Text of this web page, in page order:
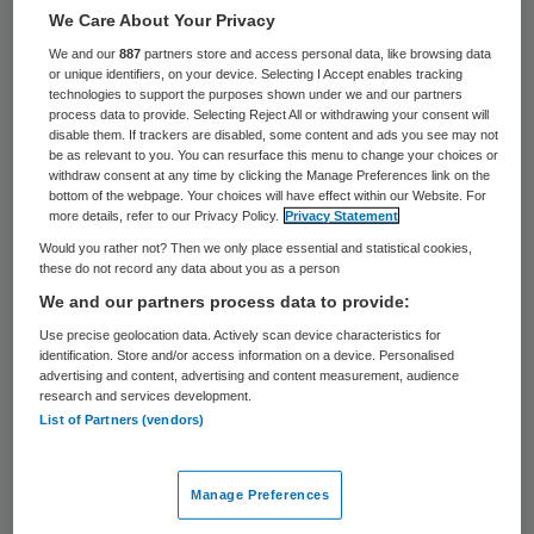
Gerenommeerde Braziliaanse onderzoekers
hopen dat ze met de ervaringen met de
bestrijding van ebola en dengue
(knokkelkoorts) binnen een jaar een vaccin
kunnen uittesten dat mogelijk tegen het
zikavirus beschermt. Dit zei professor
Jorge Kalil van het
staatsonderzoeksinstituut Butantan.
Het zikavirus is gevreesd omdat het
waarschijnlijk ernstige hersenschade
zwangere patiënten. Daar zijn al meer dan
4000 slachtoffertjes van geteld in Brazilië.
We Care About Your Privacy
We and our887 partners store and access personal data, like browsing data
or unique identifiers, on your device. Selecting I Accept enables tracking
technologies to support the purposes shown under we and our partners
process data to provide. Selecting Reject All or withdrawing your consent will
disable them. If trackers are disabled, some content and ads you see may not
be as relevant to you. You can resurface this menu to change your choices or
withdraw consent at any time by clicking the Manage Preferences link on the
bottom of the webpage. Your choices will have effect within our Website. For
more details, refer to our Privacy Policy.
Privacy Statement
Would you rather not? Then we only place essential and statistical cookies,
these do not record any data about you as a person
We and our partners process data to provide:
Use precise geolocation data. Actively scan device characteristics for
identification. Store and/or access information on a device. Personalised
advertising and content, advertising and content measurement, audience
research and services development.
List of Partners (vendors)
Manage Preferences